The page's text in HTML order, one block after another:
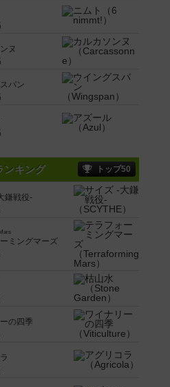
ヌ
パン
ンキング トップ50
鎌戦役-
ミングマーズ
の四季